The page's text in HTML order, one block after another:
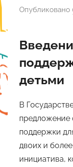
Опубликовано
детьми
В
предложение
поддержки
двоих и
инициатива,